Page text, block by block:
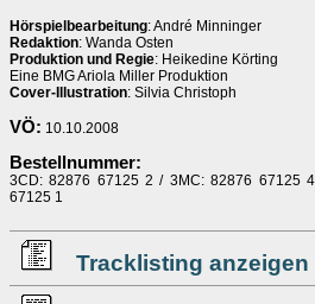
Hörspielbearbeitung: André Minninger
Redaktion: Wanda Osten
Produktion und Regie: Heikedine Körting
Eine BMG Ariola Miller Produktion
Cover-Illustration: Silvia Christoph
VÖ: 10.10.2008
Bestellnummer:
3CD: 82876 67125 2 / 3MC: 82876 67125
67125 1
Tracklisting anzeigen